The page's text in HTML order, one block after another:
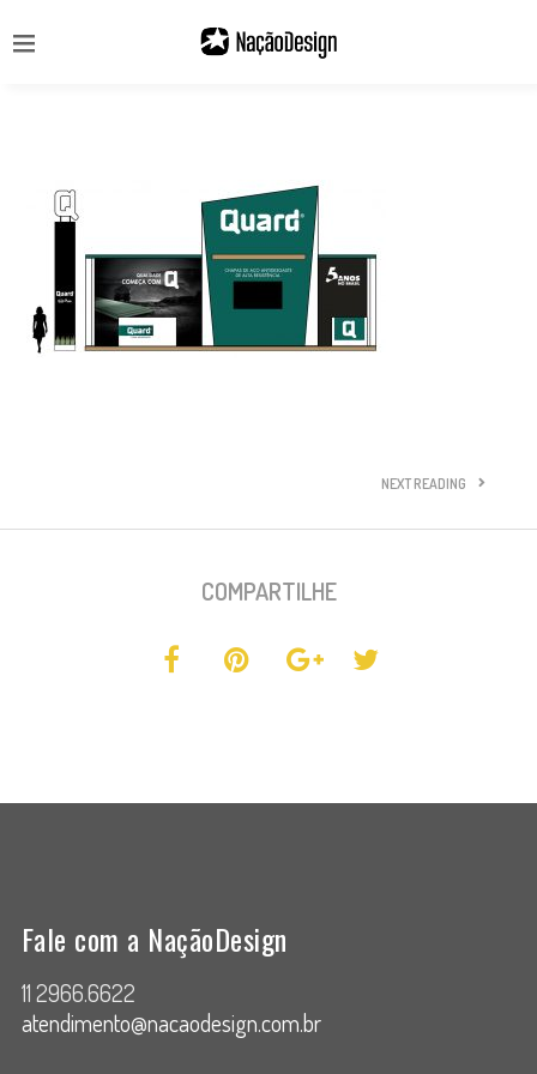
NEXT READING
COMPARTILHE
Fale com a NaçãoDesign
11 2966.6622
atendimento@nacaodesign.com.br